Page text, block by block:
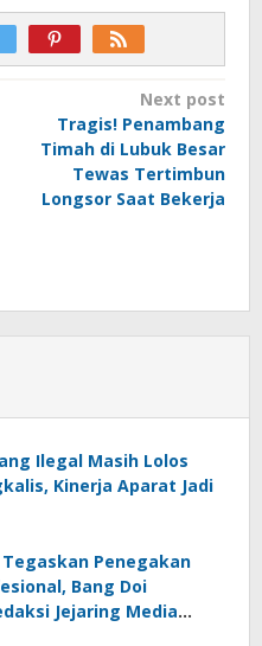
Next post
Tragis! Penambang
Timah di Lubuk Besar
Tewas Tertimbun
Longsor Saat Bekerja
Ilegal Masih Lolos
Kinerja Aparat Jadi
Tegaskan Penegakan
Bang Doi
Jejaring Media